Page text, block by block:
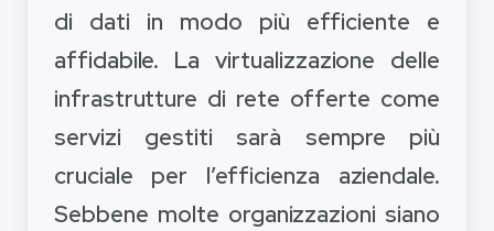
di dati in modo più efficiente e
affidabile. La virtualizzazione delle
infrastrutture di rete offerte come
servizi gestiti sarà sempre più
cruciale per l’efficienza aziendale.
Sebbene molte organizzazioni siano